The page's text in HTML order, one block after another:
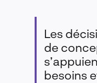
Les
de
besoins